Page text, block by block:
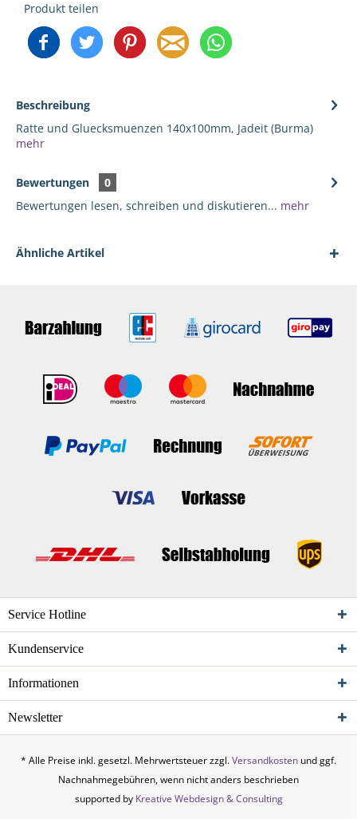
Produkt teilen
Beschreibung
Ratte und Gluecksmuenzen 140x100mm, Jadeit (Burma)
mehr
Bewertungen
0
Bewertungen lesen, schreiben und diskutieren... mehr
Ähnliche Artikel
Service Hotline
Kundenservice
Informationen
Newsletter
* Alle Preise inkl. gesetzl. Mehrwertsteuer zzgl.Versandkosten und ggf.
Nachnahmegebühren, wenn nicht anders beschrieben
supported by Kreative Webdesign & Consulting